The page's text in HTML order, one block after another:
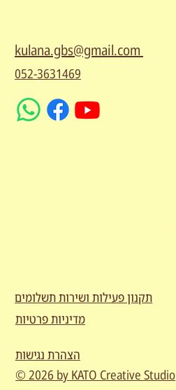
kulana.gbs@gmail.com
052-3631469
תקנון פעילות ושירות תשלומים
מדיניות פרטיות
הצהרת נגישות
© 2026 by KATO Creative Studio